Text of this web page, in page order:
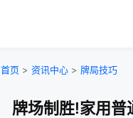
首页 > 资讯中心 > 牌局技巧
牌场制胜!家用普